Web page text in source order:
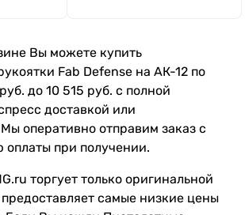
Вы можете купить
Fab Defense на АК-12 по
до 10 515 руб. с полной
доставкой или
оперативно отправим заказ с
оплаты при получении.
торгует только оригинальной
самые низкие цены